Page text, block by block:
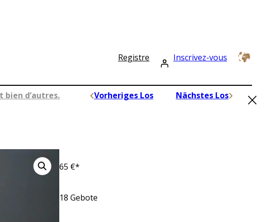
Registre Inscrivez-vous
bien d’autres. Vorheriges Los Nächstes Los
65 €*
18 Gebote
×